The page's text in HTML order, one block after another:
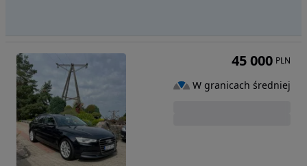
45 000 PLN
W granicach średniej